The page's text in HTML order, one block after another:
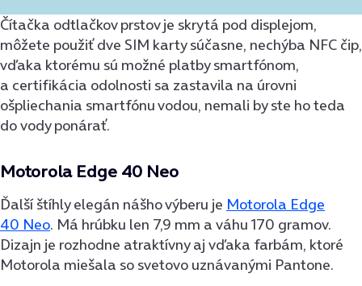
Čítačka odtlačkov prstov je skrytá pod displejom,
môžete použiť dve SIM karty súčasne, nechýba NFC čip,
vďaka ktorému sú možné platby smartfónom,
a certifikácia odolnosti sa zastavila na úrovni
ošpliechania smartfónu vodou, nemali by ste ho teda
do vody ponárať.
Motorola Edge 40 Neo
Ďalší štíhly elegán nášho výberu je Motorola Edge
40 Neo. Má hrúbku len 7,9 mm a váhu 170 gramov.
Dizajn je rozhodne atraktívny aj vďaka farbám, ktoré
Motorola miešala so svetovo uznávanými Pantone.